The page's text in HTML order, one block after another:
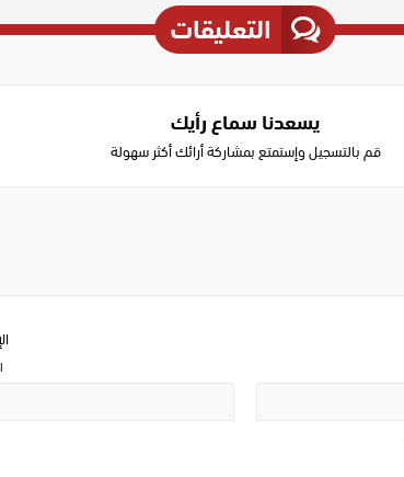
التعليقات
يسعدنا سماع رأيك
قم بالتسجيل وإستمتع بمشاركة أرائك أكثر سهولة